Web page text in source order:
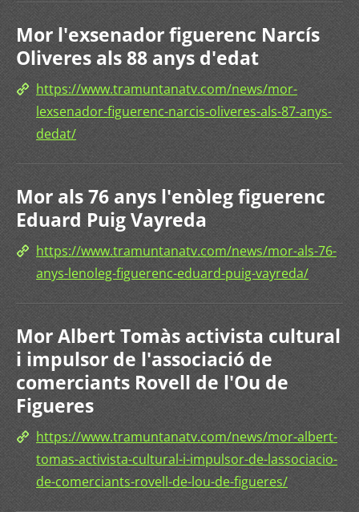
Mor l'exsenador figuerenc Narcís
Oliveres als 88 anys d'edat
https://www.tramuntanatv.com/news/mor-
lexsenador-figuerenc-narcis-oliveres-als-87-anys-
dedat/
Mor als 76 anys l'enòleg figuerenc
Eduard Puig Vayreda
https://www.tramuntanatv.com/news/mor-als-76-
anys-lenoleg-figuerenc-eduard-puig-vayreda/
Mor Albert Tomàs activista cultural
i impulsor de l'associació de
comerciants Rovell de l'Ou de
Figueres
https://www.tramuntanatv.com/news/mor-albert-
tomas-activista-cultural-i-impulsor-de-lassociacio-
de-comerciants-rovell-de-lou-de-figueres/